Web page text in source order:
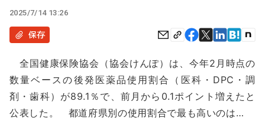
ツ
に
動
2025/7/14 13:26
保存
全国健康保険協会（協会けんぽ）は、今年2月時点の
数量ベースの後発医薬品使用割合（医科・DPC・調
剤・歯科）が89.1％で、前月から0.1ポイント増えたと
公表した。 都道府県別の使用割合で最も高いのは…